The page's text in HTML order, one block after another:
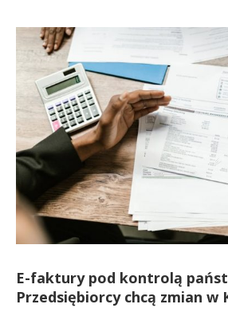
E-faktury pod kontrolą
Przedsiębiorcy chcą zmian w